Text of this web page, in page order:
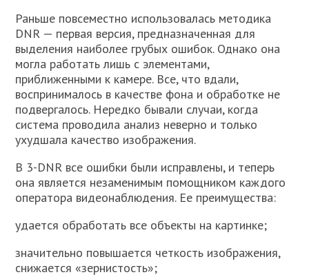
Раньше повсеместно использовалась методика
DNR — первая версия, предназначенная для
выделения наиболее грубых ошибок. Однако она
могла работать лишь с элементами,
приближенными к камере. Все, что вдали,
воспринималось в качестве фона и обработке не
подвергалось. Нередко бывали случаи, когда
система проводила анализ неверно и только
ухудшала качество изображения.
В 3-DNR все ошибки были исправлены, и теперь
она является незаменимым помощником каждого
оператора видеонаблюдения. Ее преимущества:
удается обработать все объекты на картинке;
значительно повышается четкость изображения,
снижается «зернистость»;